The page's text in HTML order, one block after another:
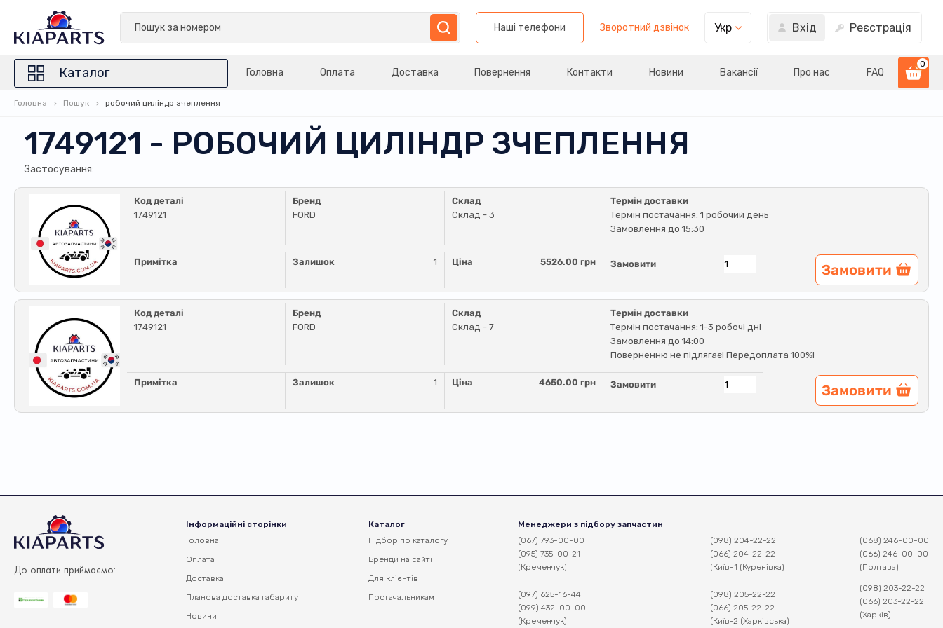
Наші телефони Зворотний дзвінок Укр Вхід Реєстрація
Каталог Головна Оплата Доставка Повернення Контакти Новини Вакансії Про нас FAQ
0
Головна Пошук робочий циліндр зчеплення
1749121 - РОБОЧИЙ ЦИЛІНДР ЗЧЕПЛЕННЯ
Застосування:
Код деталі
1749121
Бренд
FORD
Склад
Склад - 3
Термін доставки
Термін постачання: 1 робочий день
Замовлення до 15:30
Примітка Залишок 1 Ціна 5526.00 грн Замовити Замовити
Код деталі
1749121
Бренд
FORD
Склад
Склад - 7
Термін доставки
Термін постачання: 1-3 робочі дні
Замовлення до 14:00
Поверненню не підлягає! Передоплата 100%!
Примітка Залишок 1 Ціна 4650.00 грн Замовити Замовити
До оплати приймаємо:
Інформаційні сторінки
Головна
Оплата
Доставка
Планова доставка габариту
Новини
Каталог
Підбор по каталогу
Бренди на сайті
Для клієнтів
Постачальникам
Менеджери з підбору запчастин
(067) 793-00-00
(095) 735-00-21
(Кременчук)
(097) 625-16-44
(099) 432-00-00
(Кременчук)
(098) 204-22-22
(066) 204-22-22
(Київ-1 (Куренівка)
(098) 205-22-22
(066) 205-22-22
(Київ-2 (Харківська)
(068) 246-00-00
(066) 246-00-00
(Полтава)
(098) 203-22-22
(066) 203-22-22
(Харків)